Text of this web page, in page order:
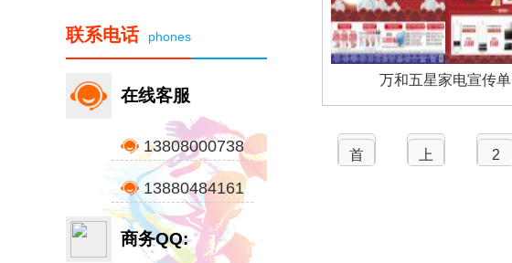
联系电话 phones
在线客服
13808000738
13880484161
商务QQ:
万和五星家电宣传单
首
上
2